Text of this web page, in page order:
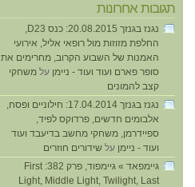
תגובות אחרונות
נגנז בגנזך 20.08.2015: כנס D23,
החלפת מזוזות מול רופאי אליל, אירועי
האמנות של השבוע הקרוב, מחרימים את
סופר פארם ועוד ועוד - ניימן על משחקי
קצב להמונים
נגנז בגנזך 17.04.2014: חילוניים ופסח,
אלבומים חדשים, פרדוקס לפיד,
ספיידרמן, משחקי מחשב בדיעבד ועוד
ועוד - ניימן על שידורים חוזרים
גיימפאד » גיימפוד, פרק 382: First
Light, Middle Light, Twilight, Last